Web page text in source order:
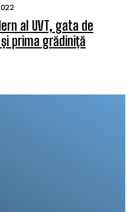
al UVT, gata de
prima grădiniță